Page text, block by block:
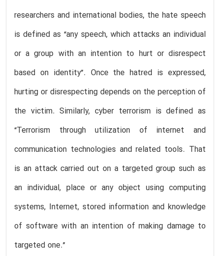
researchers and international bodies, the hate speech
is defined as “any speech, which attacks an individual
or a group with an intention to hurt or disrespect
based on identity”. Once the hatred is expressed,
hurting or disrespecting depends on the perception of
the victim. Similarly, cyber terrorism is defined as
“Terrorism through utilization of internet and
communication technologies and related tools. That
is an attack carried out on a targeted group such as
an individual, place or any object using computing
systems, Internet, stored information and knowledge
of software with an intention of making damage to
targeted one.”